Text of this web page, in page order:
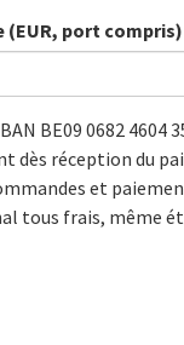
(EUR, port compris)
BE09 0682 4604
dès réception du
et
tous frais, même